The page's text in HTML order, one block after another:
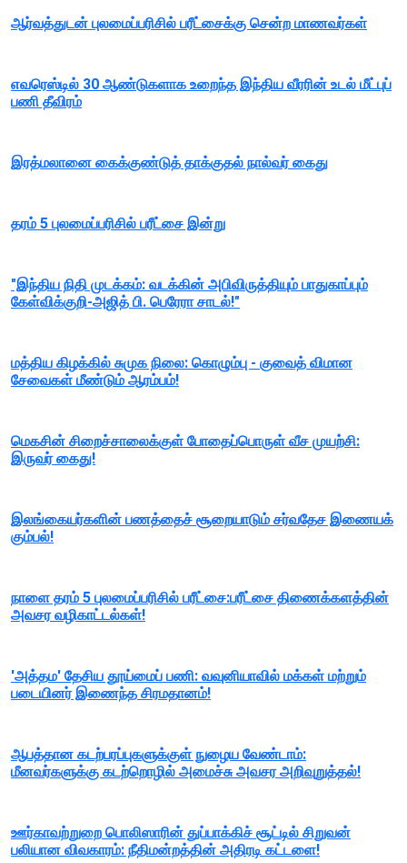
ஆர்வத்துடன் புலமைப்பரிசில் பரீட்சைக்கு சென்ற மாணவர்கள்
எவரெஸ்டில் 30 ஆண்டுகளாக உறைந்த இந்திய வீரரின் உடல் மீட்புப்
பணி தீவிரம்
இரத்மலானை கைக்குண்டுத் தாக்குதல் நால்வர் கைது
தரம் 5 புலமைப்பரிசில் பரீட்சை இன்று
"இந்திய நிதி முடக்கம்: வடக்கின் அபிவிருத்தியும் பாதுகாப்பும்
கேள்விக்குறி-அஜித் பி. பெரேரா சாடல்!"
மத்திய கிழக்கில் சுமுக நிலை: கொழும்பு - குவைத் விமான
சேவைகள் மீண்டும் ஆரம்பம்!
மெகசின் சிறைச்சாலைக்குள் போதைப்பொருள் வீச முயற்சி:
இருவர் கைது!
இலங்கையர்களின் பணத்தைச் சூறையாடும் சர்வதேச இணையக்
கும்பல்!
நாளை தரம் 5 புலமைப்பரிசில் பரீட்சை:பரீட்சை திணைக்களத்தின்
அவசர வழிகாட்டல்கள்!
'அத்தம' தேசிய தூய்மைப் பணி: வவுனியாவில் மக்கள் மற்றும்
படையினர் இணைந்த சிரமதானம்!
ஆபத்தான கடற்பரப்புகளுக்குள் நுழைய வேண்டாம்:
மீனவர்களுக்கு கடற்றொழில் அமைச்சு அவசர அறிவுறுத்தல்!
ஊர்காவற்றுறை பொலிஸாரின் துப்பாக்கிச் சூட்டில் சிறுவன்
பலியான விவகாரம்: நீதிமன்றத்தின் அதிரடி கட்டளை!